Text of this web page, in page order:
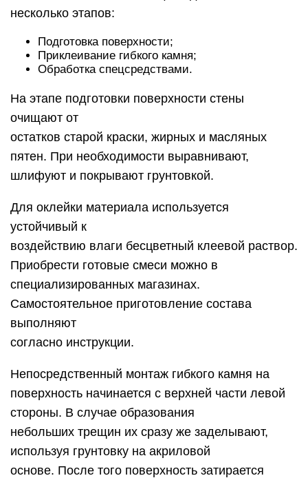
несколько этапов:
Подготовка поверхности;
Приклеивание гибкого камня;
Обработка спецсредствами.
На этапе подготовки поверхности стены
очищают от
остатков старой краски, жирных и масляных
пятен. При необходимости выравнивают,
шлифуют и покрывают грунтовкой.
Для оклейки материала используется
устойчивый к
воздействию влаги бесцветный клеевой раствор.
Приобрести готовые смеси можно в
специализированных магазинах.
Самостоятельное приготовление состава
выполняют
согласно инструкции.
Непосредственный монтаж гибкого камня на
поверхность начинается с верхней части левой
стороны. В случае образования
небольших трещин их сразу же заделывают,
используя грунтовку на акриловой
основе. После того поверхность затирается